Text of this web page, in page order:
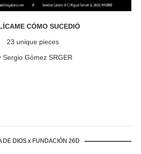
CÓMO SUCEDIÓ
23 unique pieces
Sergio Gómez SRGER
DE DIOS x FUNDACIÓN 26D